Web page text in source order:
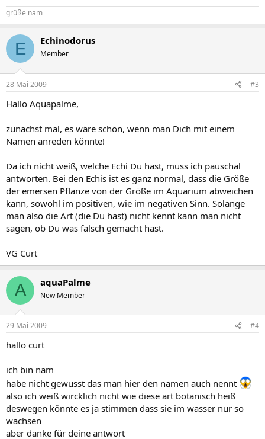
grüße nam
E Echinodorus
Member
28 Mai 2009 #3
Hallo Aquapalme,
zunächst mal, es wäre schön, wenn man Dich mit einem
Namen anreden könnte!
Da ich nicht weiß, welche Echi Du hast, muss ich pauschal
antworten. Bei den Echis ist es ganz normal, dass die Größe
der emersen Pflanze von der Größe im Aquarium abweichen
kann, sowohl im positiven, wie im negativen Sinn. Solange
man also die Art (die Du hast) nicht kennt kann man nicht
sagen, ob Du was falsch gemacht hast.
VG Curt
A aquaPalme
New Member
29 Mai 2009 #4
hallo curt
ich bin nam
habe nicht gewusst das man hier den namen auch nennt
also ich weiß wircklich nicht wie diese art botanisch heiß
deswegen könnte es ja stimmen dass sie im wasser nur so
wachsen
aber danke für deine antwort